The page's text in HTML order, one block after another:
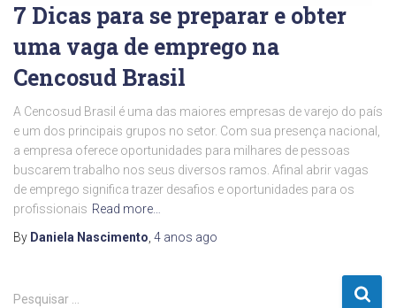
7 Dicas para se preparar e obter
uma vaga de emprego na
Cencosud Brasil
A Cencosud Brasil é uma das maiores empresas de varejo do país
e um dos principais grupos no setor. Com sua presença nacional,
a empresa oferece oportunidades para milhares de pessoas
buscarem trabalho nos seus diversos ramos. Afinal abrir vagas
de emprego significa trazer desafios e oportunidades para os
profissionais Read more…
By Daniela Nascimento 4 anos ago
P
Pesquisar …